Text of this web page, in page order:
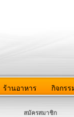
ร้านอาหาร กิจกรร
สมัครสมาชิก